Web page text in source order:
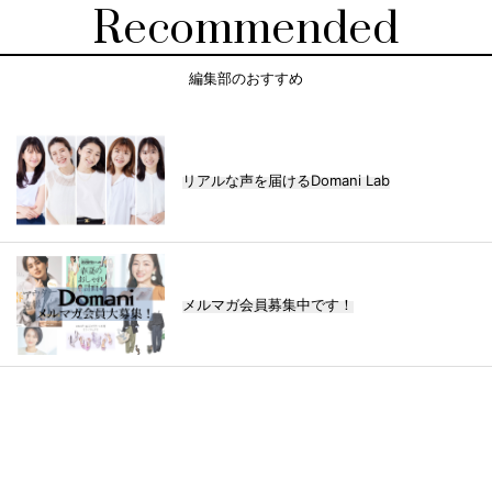
Recommended
編集部のおすすめ
リアルな声を届けるDomani Lab
メルマガ会員募集中です！